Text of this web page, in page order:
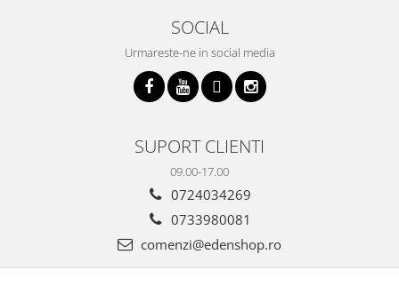
SOCIAL
Urmareste-ne in social media
SUPORT CLIENTI
09.00-17.00
0724034269
0733980081
comenzi@edenshop.ro